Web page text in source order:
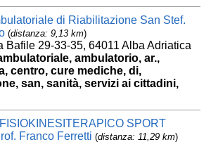
di Riabilitazione San Stef.
(distanza: 9,13 km)
Bafile 29-33-35, 64011 Alba Adriatica
ambulatorio, ar.,
centro, cure mediche, di,
san, sanità, servizi ai cittadini,
SPORT
Franco Ferretti (distanza: 11,29 km)